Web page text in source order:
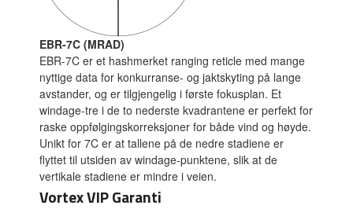
EBR-7C (MRAD)
EBR-7C er et hashmerket ranging reticle med mange
nyttige data for konkurranse- og jaktskyting på lange
avstander, og er tilgjengelig i første fokusplan. Et
windage-tre i de to nederste kvadrantene er perfekt for
raske oppfølgingskorreksjoner for både vind og høyde.
Unikt for 7C er at tallene på de nedre stadiene er
flyttet til utsiden av windage-punktene, slik at de
vertikale stadiene er mindre i veien.
Vortex VIP Garanti